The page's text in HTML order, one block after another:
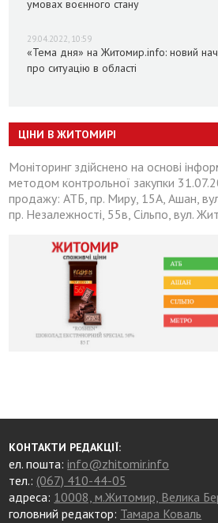
умовах воєнного стану
29.04.2022, 10:59
«Тема дня» на Житомир.info: новий
про ситуацію в області
ЦІНИ В ЖИТОМИРІ
Моніторинг здійснено на основі
методом контрольної закупки
продажу: АТБ, пр. Миру, 15А, Ашан,
пр. Незалежності, 55в, Сільпо, вул.
КОНТАКТИ РЕДАКЦІЇ:
ел. пошта:info@zhitomir.info
тел.: (067) 410-44-05
адреса: 10008, м.Житомир, Велика
головний редактор: Тамара Коваль